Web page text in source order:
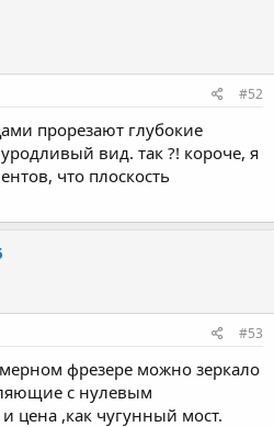
#52
прорезают глубокие
вид. так ?! короче, я
что плоскость
#53
фрезере можно зеркало
с нулевым
цена ,как чугунный мост.